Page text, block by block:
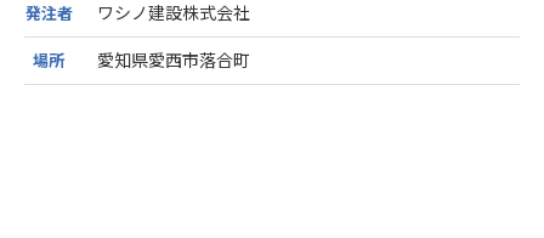
発注者 ワシノ建設株式会社
場所 愛知県愛西市落合町